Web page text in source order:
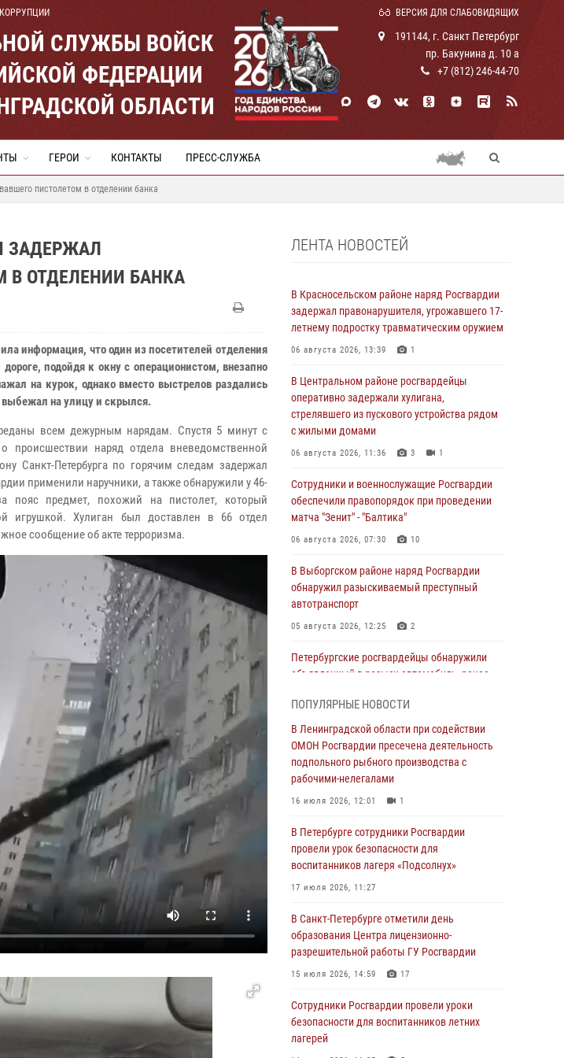
ВЕРСИЯ ДЛЯ СЛАБОВИДЯЩИХ
СЛУЖБЫ ВОЙСК
ФЕДЕРАЦИИ
ОБЛАСТИ
191144, г. Санкт Петербург
пр. Бакунина д. 10 а
+7 (812) 246-44-70
ГЕРОИ КОНТАКТЫ ПРЕСС-СЛУЖБА
пистолетом в отделении банка
ЗАДЕРЖАЛ
В ОТДЕЛЕНИИ БАНКА
информация, что один из посетителей отделения
подойдя к окну с операционистом, внезапно
на курок, однако вместо выстрелов раздались
на улицу и скрылся.
всем дежурным нарядам. Спустя 5 минут с
происшествии наряд отдела вневедомственной
Санкт-Петербурга по горячим следам задержал
применили наручники, а также обнаружили у 46-
пояс предмет, похожий на пистолет, который
игрушкой. Хулиган был доставлен в 66 отдел
сообщение об акте терроризма.
ЛЕНТА НОВОСТЕЙ
В Красносельском районе наряд Росгвардии
задержал правонарушителя, угрожавшего 17-
летнему подростку травматическим оружием
06 августа 2026, 13:39 1
В Центральном районе росгвардейцы
оперативно задержали хулигана,
стрелявшего из пускового устройства рядом
с жилыми домами
06 августа 2026, 11:36 3 1
Сотрудники и военнослужащие Росгвардии
обеспечили правопорядок при проведении
матча "Зенит" - "Балтика"
06 августа 2026, 07:30 10
В Выборгском районе наряд Росгвардии
обнаружил разыскиваемый преступный
автотранспорт
05 августа 2026, 12:25 2
Петербургские росгвардейцы обнаружили
объявленный в розыск автомобиль, ранее
Ленобласти
04 августа 2026, 14:05
В Зеленогорске сотрудники Росгвардии, став
очевидцами серьезного ДТП, вызвали на
пострадавшим
03 августа 2026, 14:15 3 1
03 августа 2026, 13:26 5
В Ленинградской области сотрудники
Росгвардии обнаружили пропавшего
вернуться домой
03 августа 2026, 11:51
В Санкт-Петербурге при содействии СОБР
ПОПУЛЯРНЫЕ НОВОСТИ
В Ленинградской области при содействии
ОМОН Росгвардии пресечена деятельность
подпольного рыбного производства с
рабочими-нелегалами
16 июля 2026, 12:01 1
В Петербурге сотрудники Росгвардии
провели урок безопасности для
воспитанников лагеря «Подсолнух»
17 июля 2026, 11:27
В Санкт-Петербурге отметили день
образования Центра лицензионно-
разрешительной работы ГУ Росгвардии
15 июля 2026, 14:59 17
Сотрудники Росгвардии провели уроки
безопасности для воспитанников летних
лагерей